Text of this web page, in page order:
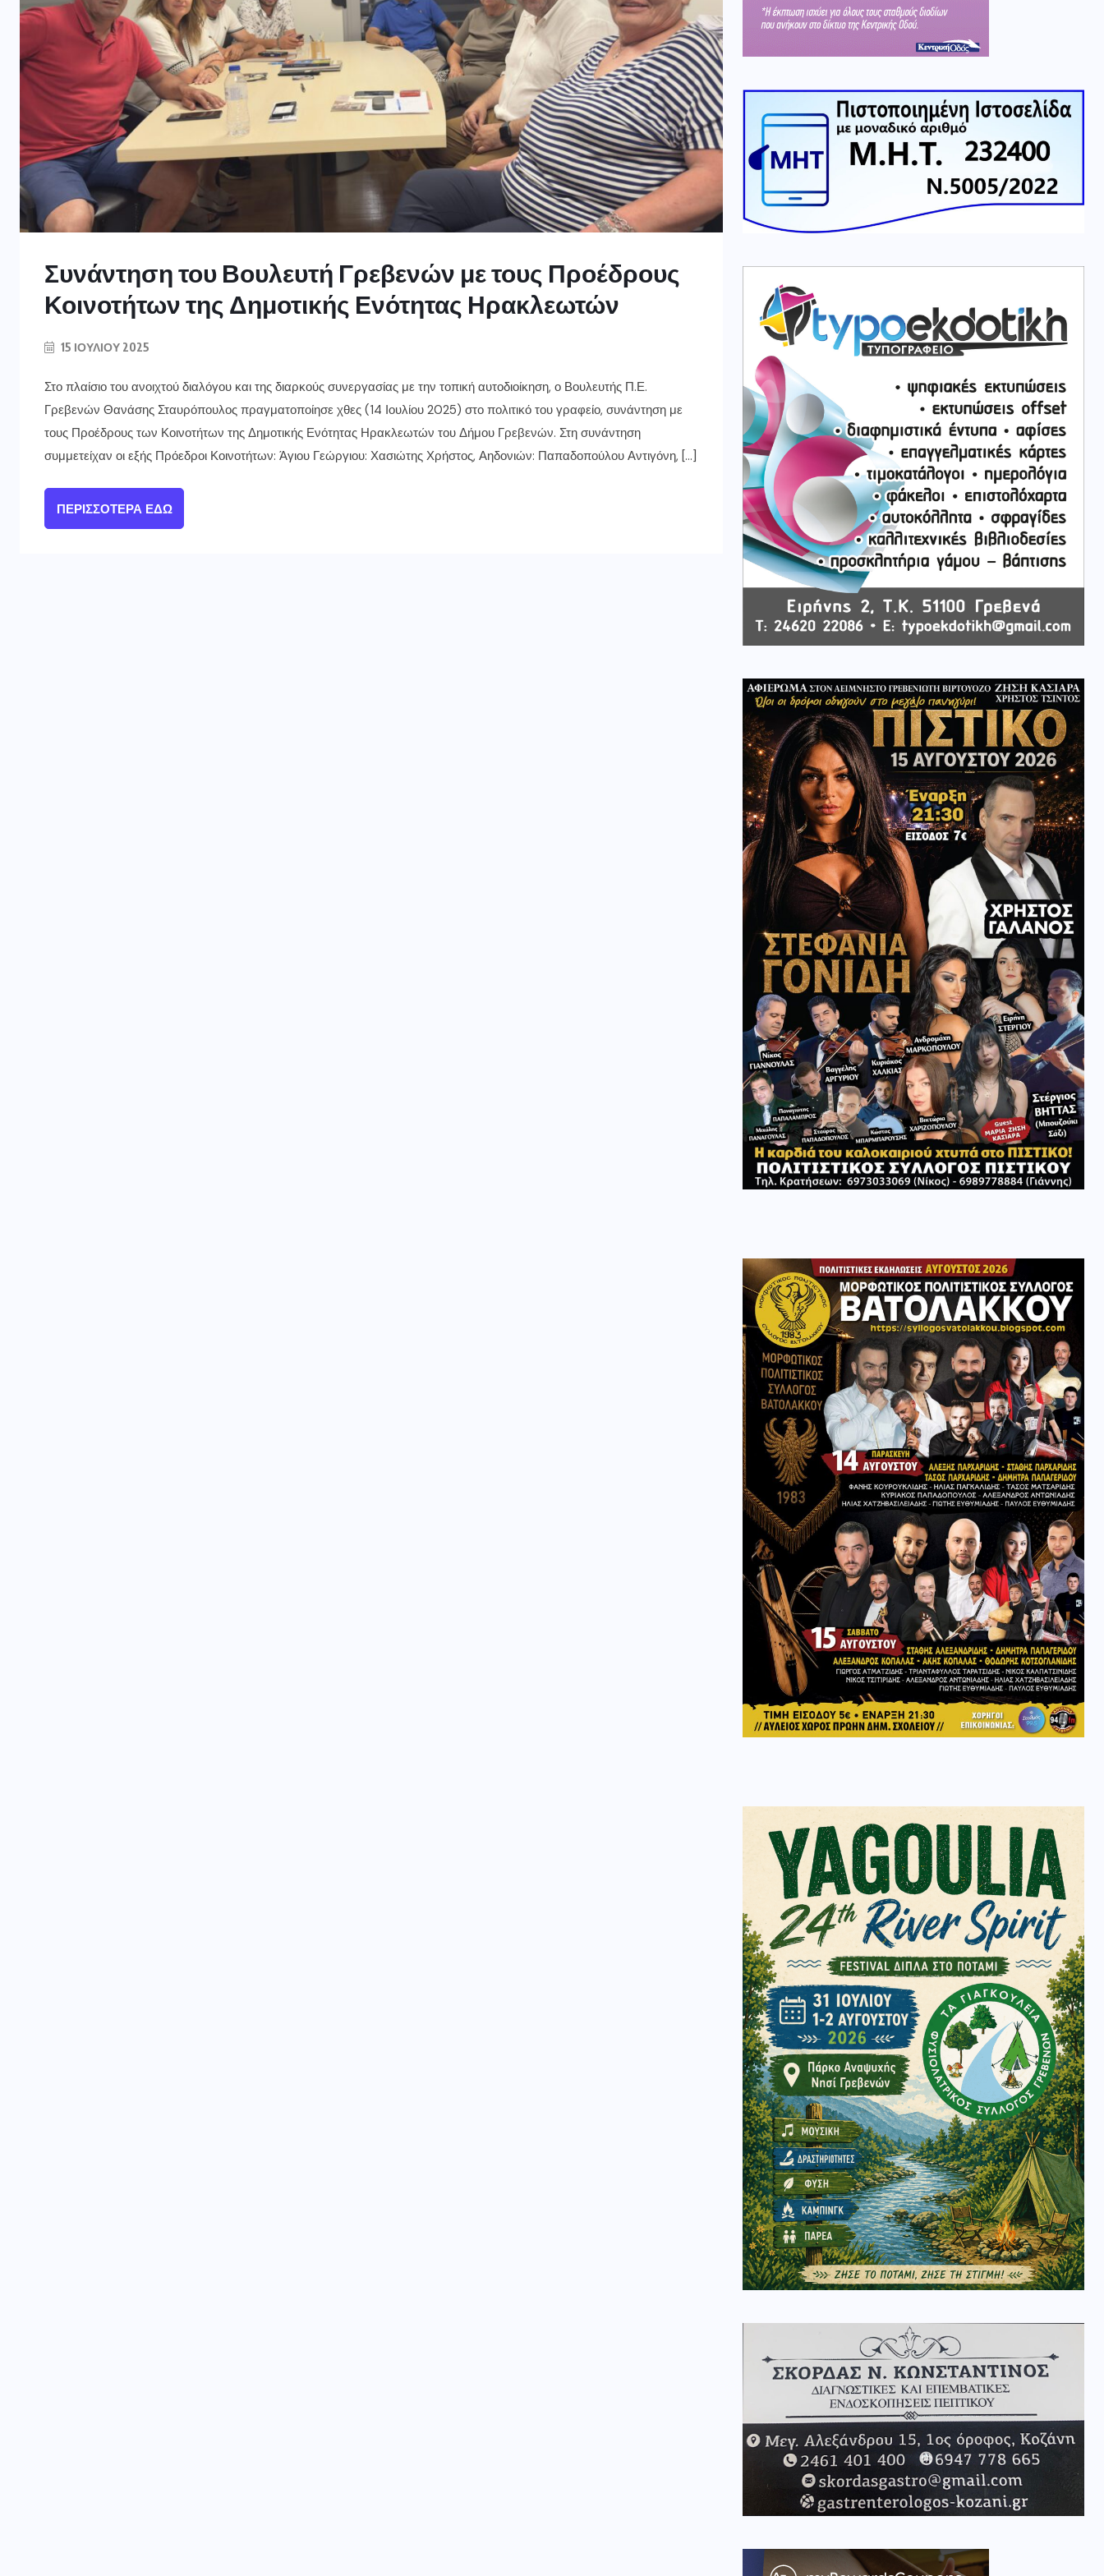
Συνάντηση του Βουλευτή Γρεβενών με τους Προέδρους
Κοινοτήτων της Δημοτικής Ενότητας Ηρακλεωτών
15 ΙΟΥΛΊΟΥ 2025
Στο πλαίσιο του ανοιχτού διαλόγου και της διαρκούς συνεργασίας με την τοπική αυτοδιοίκηση, ο Βουλευτής Π.Ε.
Γρεβενών Θανάσης Σταυρόπουλος πραγματοποίησε χθες (14 Ιουλίου 2025) στο πολιτικό του γραφείο, συνάντηση με
τους Προέδρους των Κοινοτήτων της Δημοτικής Ενότητας Ηρακλεωτών του Δήμου Γρεβενών. Στη συνάντηση
συμμετείχαν οι εξής Πρόεδροι Κοινοτήτων: Άγιου Γεώργιου: Χασιώτης Χρήστος, Αηδονιών: Παπαδοπούλου Αντιγόνη, […]
ΠΕΡΙΣΣΌΤΕΡΑ ΕΔΏ